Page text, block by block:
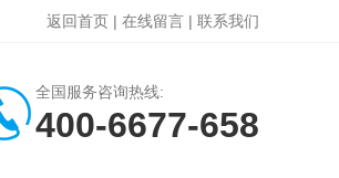
返回首页 | 在线留言 | 联系我们
全国服务咨询热线:
400-6677-658